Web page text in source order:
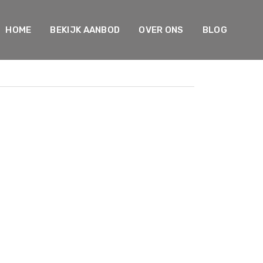
HOME BEKIJK AANBOD OVER ONS BLOG